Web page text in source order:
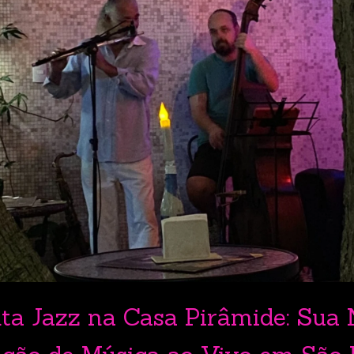
Jazz na Casa Pirâmide: Sua